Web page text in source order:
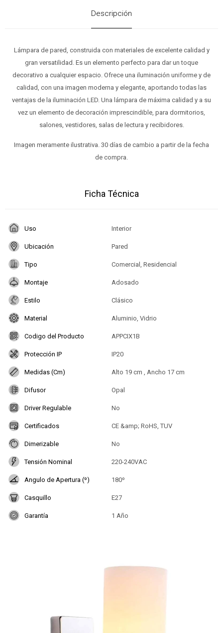
Descripción
Lámpara de pared, construida con materiales de excelente calidad y
gran versatilidad. Es un elemento perfecto para dar un toque
decorativo a cualquier espacio. Ofrece una iluminación uniforme y de
calidad, con una imagen moderna y elegante, aportando todas las
ventajas de la iluminación LED. Una lámpara de máxima calidad y a su
vez un elemento de decoración imprescindible, para dormitorios,
salones, vestidores, salas de lectura y recibidores.
Imagen meramente ilustrativa. 30 días de cambio a partir de la fecha
de compra.
Ficha Técnica
Uso Interior
Ubicación Pared
Tipo Comercial, Residencial
Montaje Adosado
Estilo Clásico
Material Aluminio, Vidrio
Codigo del Producto APPCIX1B
Protección IP IP20
Medidas (Cm) Alto 19 cm , Ancho 17 cm
Difusor Opal
Driver Regulable No
Certificados CE &amp; RoHS, TUV
Dimerizable No
Tensión Nominal 220-240VAC
Angulo de Apertura (º) 180º
Casquillo E27
Garantía 1 Año